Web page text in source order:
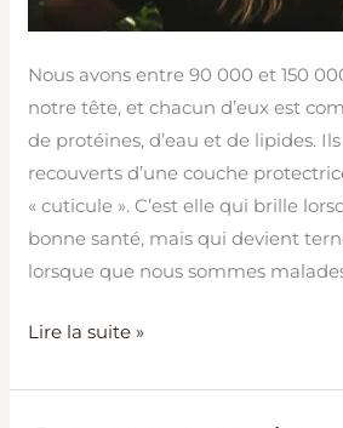
Nous avons entre 90 000 et 150
notre tête, et chacun d’eux est
de protéines, d’eau et de lipides.
recouverts d’une couche
« cuticule ». C’est elle qui brille
bonne santé, mais qui devient
lorsque que nous sommes
Lire la suite »